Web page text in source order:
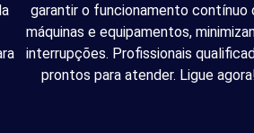
garantir o funcionamento contínuo
máquinas e equipamentos,
interrupções. Profissionais
prontos para atender. Ligue